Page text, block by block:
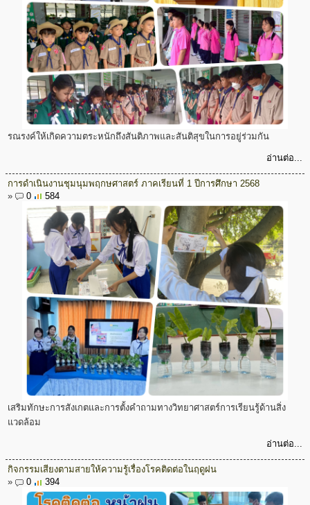
รณรงค์ให้เกิดความตระหนักถึงสันติภาพและสันติสุขในการอยู่ร่วมกัน
อ่านต่อ...
การดำเนินงานชุมนุมพฤกษศาสตร์ ภาคเรียนที่ 1 ปีการศึกษา 2568
»
0 584
เสริมทักษะการสังเกตและการตั้งคำถามทางวิทยาศาสตร์การเรียนรู้ด้านสิ่ง
แวดล้อม
อ่านต่อ...
กิจกรรมเสียงตามสายให้ความรู้เรื่องโรคติดต่อในฤดูฝน
»
0 394